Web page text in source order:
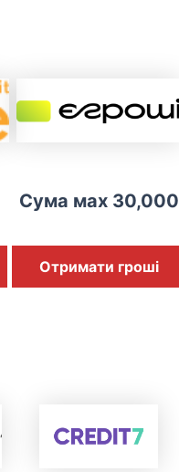
Сума мах 30,000
Отримати гроші